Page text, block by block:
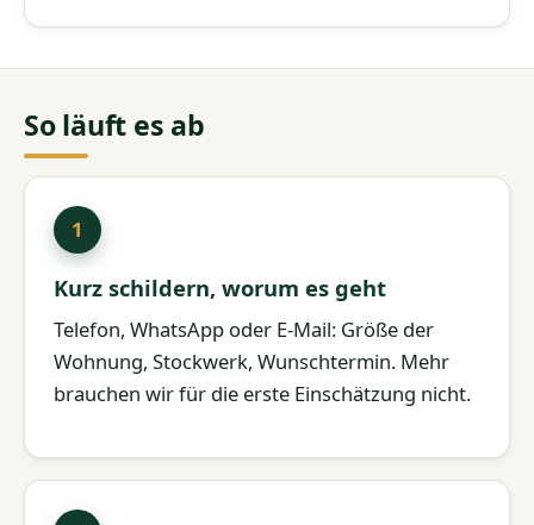
So läuft es ab
Kurz schildern, worum es geht
Telefon, WhatsApp oder E-Mail: Größe der
Wohnung, Stockwerk, Wunschtermin. Mehr
brauchen wir für die erste Einschätzung nicht.